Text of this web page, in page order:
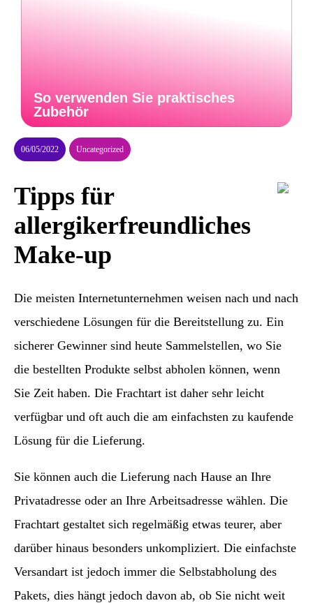
So verwenden Sie praktisches
Zubehör
06/05/2022 Uncategorized
Tipps für
allergikerfreundliches
Make-up
Die meisten Internetunternehmen weisen nach und nach
verschiedene Lösungen für die Bereitstellung zu. Ein
sicherer Gewinner sind heute Sammelstellen, wo Sie
die bestellten Produkte selbst abholen können, wenn
Sie Zeit haben. Die Frachtart ist daher sehr leicht
verfügbar und oft auch die am einfachsten zu kaufende
Lösung für die Lieferung.
Sie können auch die Lieferung nach Hause an Ihre
Privatadresse oder an Ihre Arbeitsadresse wählen. Die
Frachtart gestaltet sich regelmäßig etwas teurer, aber
darüber hinaus besonders unkompliziert. Die einfachste
Versandart ist jedoch immer die Selbstabholung des
Pakets, dies hängt jedoch davon ab, ob Sie nicht weit